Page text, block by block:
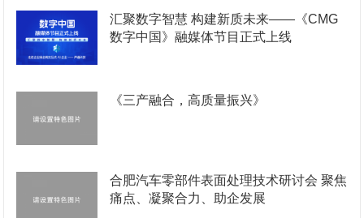
汇聚数字智慧 构建新质未来——《CMG
数字中国》融媒体节目正式上线
《三产融合，高质量振兴》
合肥汽车零部件表面处理技术研讨会 聚焦
痛点、凝聚合力、助企发展